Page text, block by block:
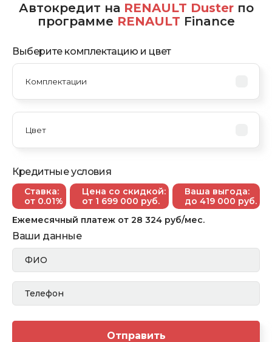
Автокредит на RENAULT Duster по
программе RENAULT Finance
Выберите комплектацию и цвет
Кредитные условия
Ставка:
от 0.01%
Цена со скидкой:
от 1 699 000 руб.
Ваша выгода:
до 419 000 руб.
Ежемесячный платеж от 28 324 руб/мес.
Ваши данные
Отправить